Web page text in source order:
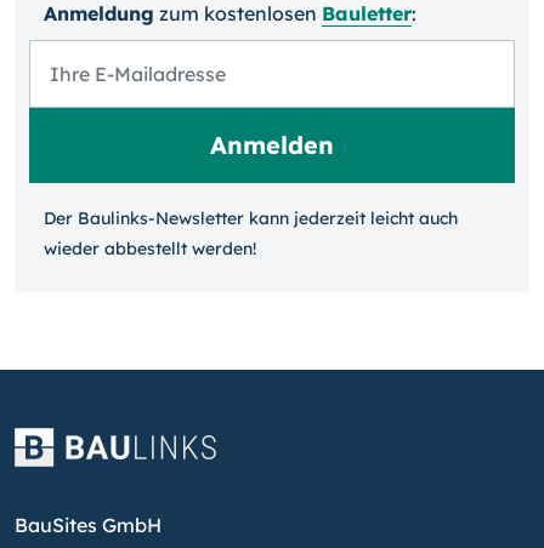
Anmeldung zum kosten­losen Bauletter:
Der Baulinks-Newsletter kann jeder­zeit leicht auch
wieder ab­bestellt werden!
BauSites GmbH